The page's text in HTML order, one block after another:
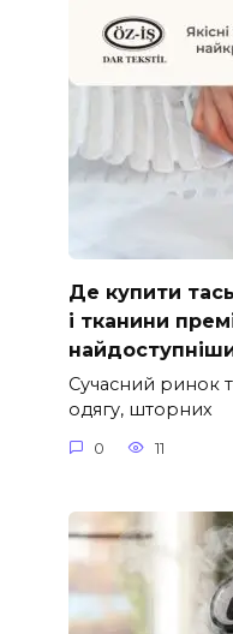
Де купити
і тканини
Сучасний ринок
одягу, шторних
0 11